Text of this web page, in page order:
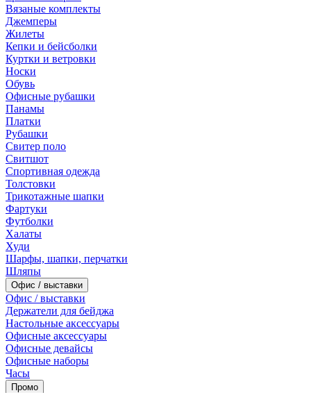
Вязаные комплекты
Джемперы
Жилеты
Кепки и бейсболки
Куртки и ветровки
Носки
Обувь
Офисные рубашки
Панамы
Платки
Рубашки
Свитер поло
Свитшот
Спортивная одежда
Толстовки
Трикотажные шапки
Фартуки
Футболки
Халаты
Худи
Шарфы, шапки, перчатки
Шляпы
Офис / выставки
Офис / выставки
Держатели для бейджа
Настольные аксессуары
Офисные аксессуары
Офисные девайсы
Офисные наборы
Часы
Промо